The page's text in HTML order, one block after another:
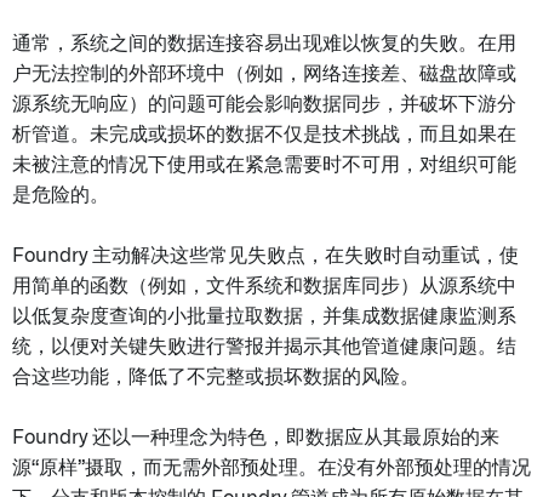
通常，系统之间的数据连接容易出现难以恢复的失败。在用
户无法控制的外部环境中（例如，网络连接差、磁盘故障或
源系统无响应）的问题可能会影响数据同步，并破坏下游分
析管道。未完成或损坏的数据不仅是技术挑战，而且如果在
未被注意的情况下使用或在紧急需要时不可用，对组织可能
是危险的。
Foundry 主动解决这些常见失败点，在失败时自动重试，使
用简单的函数（例如，文件系统和数据库同步）从源系统中
以低复杂度查询的小批量拉取数据，并集成数据健康监测系
统，以便对关键失败进行警报并揭示其他管道健康问题。结
合这些功能，降低了不完整或损坏数据的风险。
Foundry 还以一种理念为特色，即数据应从其最原始的来
源“原样”摄取，而无需外部预处理。在没有外部预处理的情况